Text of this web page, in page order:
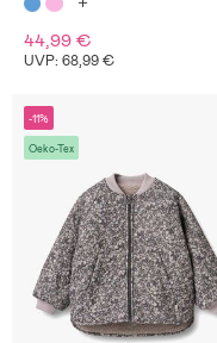
44,99 €
UVP: 68,99 €
-11%
Oeko-Tex